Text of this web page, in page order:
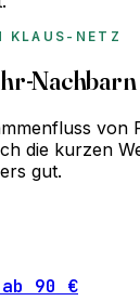
KLAUS-NETZ
Nachbarn
von
die kurzen
gut.
ab 90 €